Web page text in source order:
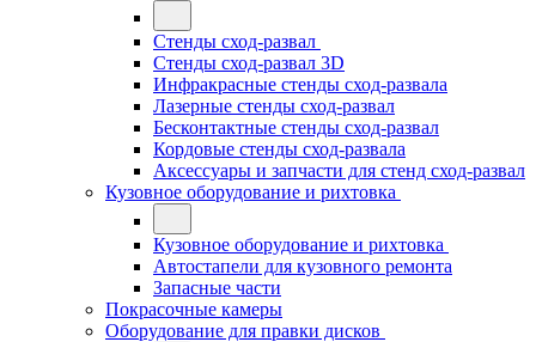
Стенды сход-развал
Стенды сход-развал 3D
Инфракрасные стенды сход-развала
Лазерные стенды сход-развал
Бесконтактные стенды сход-развал
Кордовые стенды сход-развала
Аксессуары и запчасти для стенд сход-развал
Кузовное оборудование и рихтовка
Кузовное оборудование и рихтовка
Автостапели для кузовного ремонта
Запасные части
Покрасочные камеры
Оборудование для правки дисков